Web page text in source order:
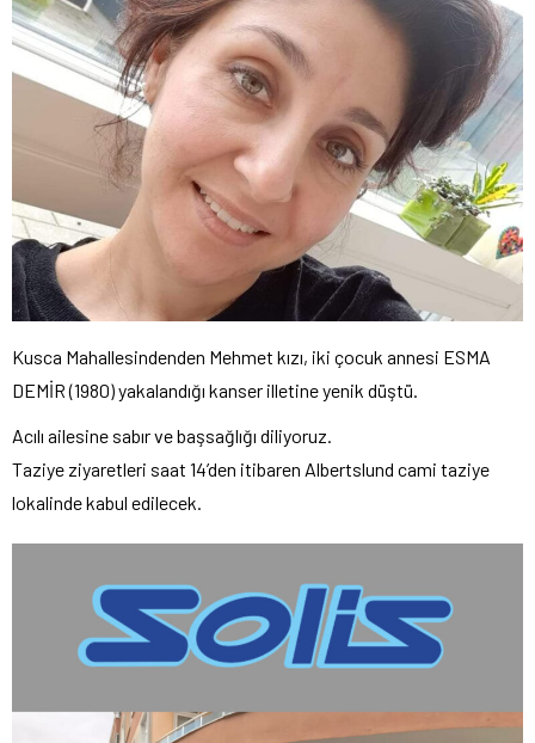
Kusca Mahallesindenden Mehmet kızı, iki çocuk annesi ESMA
DEMİR (1980) yakalandığı kanser illetine yenik düştü.
Acılı ailesine sabır ve başsağlığı diliyoruz.
Taziye ziyaretleri saat 14’den itibaren Albertslund cami taziye
lokalinde kabul edilecek.